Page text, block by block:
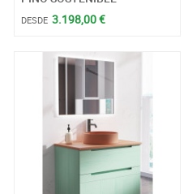
DESDE 3.198,00 €